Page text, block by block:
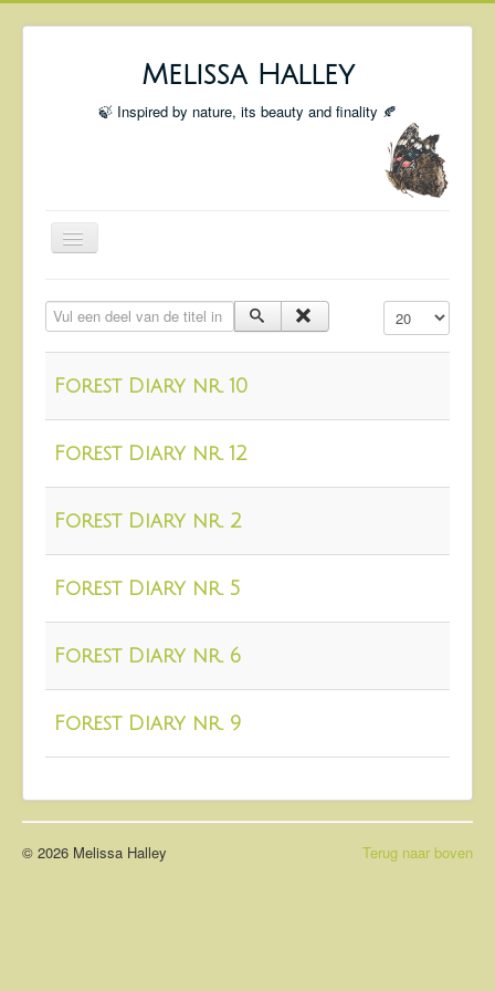
Melissa Halley
🍃 Inspired by nature, its beauty and finality 🍂
Toggle
Shop
Blog
About
Contact
Vul een deel van de titel in Toon #
Forest Diary nr. 10
Forest Diary nr. 12
Forest Diary nr. 2
Forest Diary nr. 5
Forest Diary nr. 6
Forest Diary nr. 9
Terug naar boven
© 2026 Melissa Halley